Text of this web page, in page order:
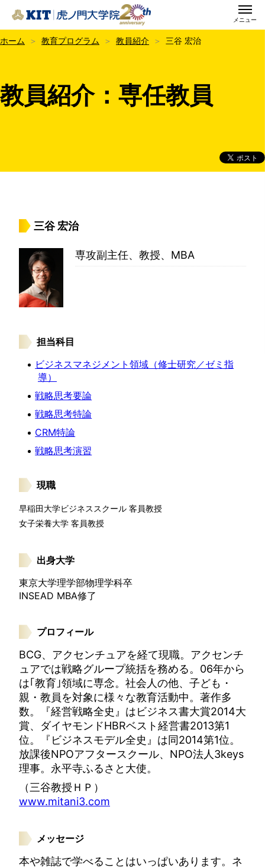
KIT虎ノ門大学院
メニュー
ホーム 教育プログラム 教員紹介 三谷 宏治
教員紹介：専任教員
三谷 宏治
専攻副主任、教授、MBA
担当科目
ビジネスマネジメント領域（修士研究／ゼミ指
導）
戦略思考要論
戦略思考特論
CRM特論
戦略思考演習
現職
早稲田大学ビジネススクール 客員教授
女子栄養大学 客員教授
出身大学
東京大学理学部物理学科卒
INSEAD MBA修了
プロフィール
BCG、アクセンチュアを経て現職。アクセンチ
ュアでは戦略グループ統括を務める。06年から
は｢教育｣領域に専念。社会人の他、子ども・
親・教員を対象に様々な教育活動中。著作多
数。『経営戦略全史』はビジネス書大賞2014大
賞、ダイヤモンドHBRベスト経営書2013第1
位。『ビジネスモデル全史』は同2014第1位。
放課後NPOアフタースクール、NPO法人3keys
理事。永平寺ふるさと大使。
（三谷教授ＨＰ）
www.mitani3.com
メッセージ
本や雑誌で学べることはいっぱいあります。ネ